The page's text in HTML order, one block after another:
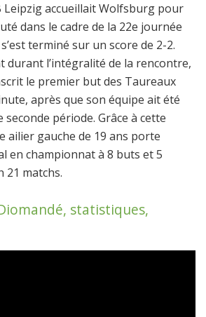
Leipzig accueillait Wolfsburg pour
dans le cadre de la 22e journée
terminé sur un score de 2-2.
durant l’intégralité de la rencontre,
le premier but des Taureaux
après que son équipe ait été
seconde période. Grâce à cette
ailier gauche de 19 ans porte
en championnat à 8 buts et 5
21 matchs.
statistiques,